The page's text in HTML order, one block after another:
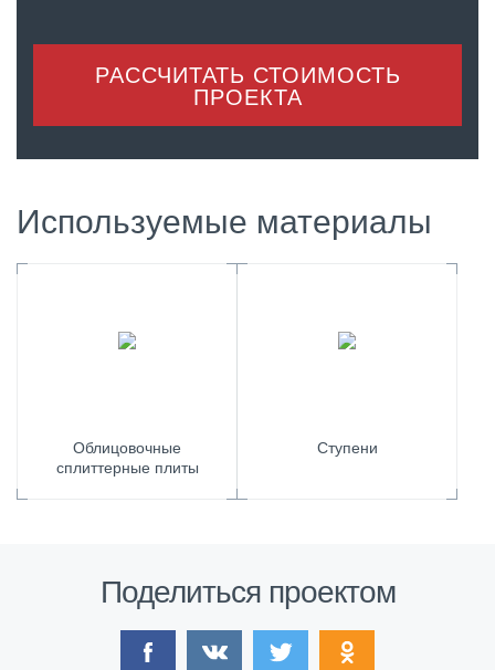
РАССЧИТАТЬ СТОИМОСТЬ
ПРОЕКТА
Используемые материалы
Облицовочные
сплиттерные плиты
Ступени
Поделиться проектом